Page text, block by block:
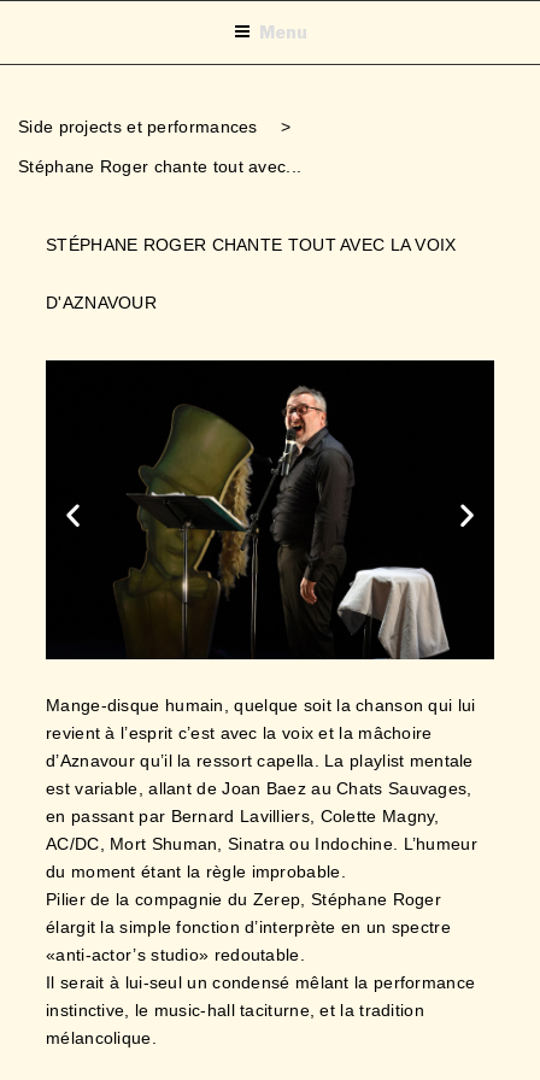
Menu
Side projects et performances >
Stéphane Roger chante tout avec...
STÉPHANE ROGER CHANTE TOUT AVEC LA VOIX
D'AZNAVOUR
Mange-disque humain, quelque soit la chanson qui lui
revient à l’esprit c’est avec la voix et la mâchoire
d’Aznavour qu’il la ressort capella. La playlist mentale
est variable, allant de Joan Baez au Chats Sauvages,
en passant par Bernard Lavilliers, Colette Magny,
AC/DC, Mort Shuman, Sinatra ou Indochine. L’humeur
du moment étant la règle improbable.
Pilier de la compagnie du Zerep, Stéphane Roger
élargit la simple fonction d’interprète en un spectre
«anti-actor’s studio» redoutable.
Il serait à lui-seul un condensé mêlant la performance
instinctive, le music-hall taciturne, et la tradition
mélancolique.